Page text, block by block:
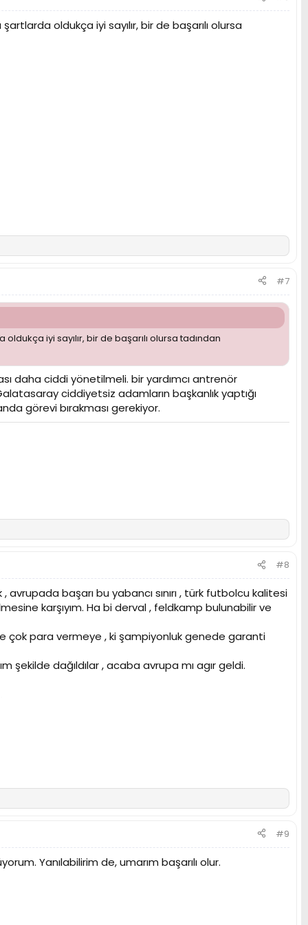
oldukça iyi sayılır, bir de başarılı olursa
#7
iyi sayılır, bir de başarılı olursa tadından
daha ciddi yönetilmeli. bir yardımcı antrenör
ciddiyetsiz adamların başkanlık yaptığı
görevi bırakması gerekiyor.
#8
başarı bu yabancı sınırı , türk futbolcu kalitesi
karşıyım. Ha bi derval , feldkamp bulunabilir ve
çok para vermeye , ki şampiyonluk genede garanti
şekilde dağıldılar , acaba avrupa mı agır geldi.
#9
Yanılabilirim de, umarım başarılı olur.